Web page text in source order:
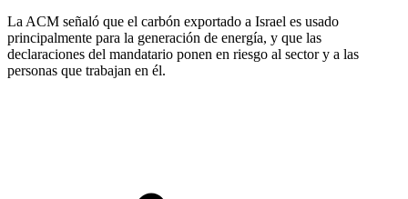
La ACM señaló que el carbón exportado a Israel es usado
principalmente para la generación de energía, y que las
declaraciones del mandatario ponen en riesgo al sector y a las
personas que trabajan en él.